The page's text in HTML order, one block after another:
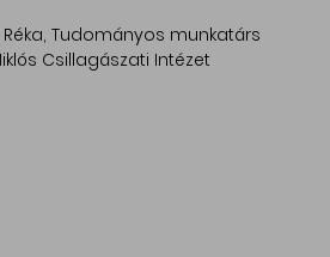
Tudományos munkatárs
Csillagászati Intézet